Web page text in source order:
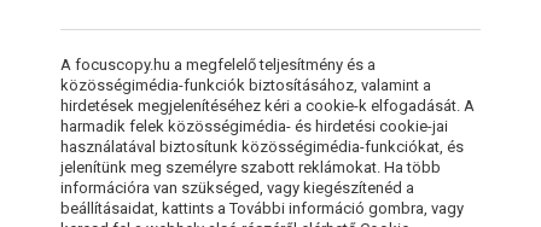
Összes kategória
Népszerű keresések:
nyomtatópatron,epson,nyomtató,Népszerű keresések:
online pénztárgép...
A focuscopy.hu a megfelelő teljesítmény és a
közösségimédia-funkciók biztosításához, valamint a
hirdetések megjelenítéséhez kéri a cookie-k elfogadását. A
harmadik felek közösségimédia- és hirdetési cookie-jai
használatával biztosítunk közösségimédia-funkciókat, és
jelenítünk meg személyre szabott reklámokat. Ha több
információra van szükséged, vagy kiegészítenéd a
beállításaidat, kattints a További információ gombra, vagy